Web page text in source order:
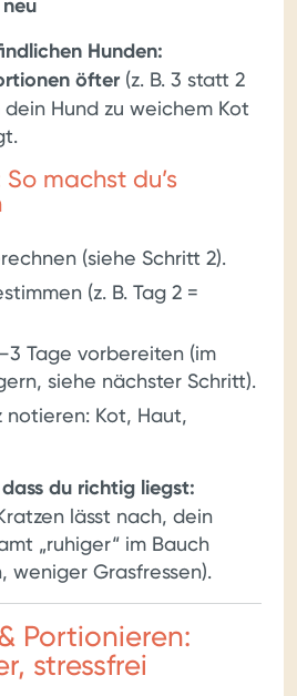
Hunden:
öfter (z. B. 3 statt 2
Hund zu weichem Kot
machst du’s
(siehe Schritt 2).
(z. B. Tag 2 =
Tage vorbereiten (im
siehe nächster Schritt).
notieren: Kot, Haut,
du richtig liegst:
lässt nach, dein
„ruhiger“ im Bauch
weniger Grasfressen).
Portionieren:
stressfrei